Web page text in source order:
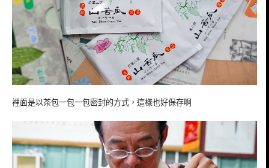
裡面是以茶包一包一包密封的方式，這樣也好保存啊